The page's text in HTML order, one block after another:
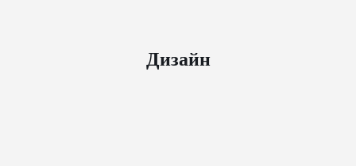
Дизайн